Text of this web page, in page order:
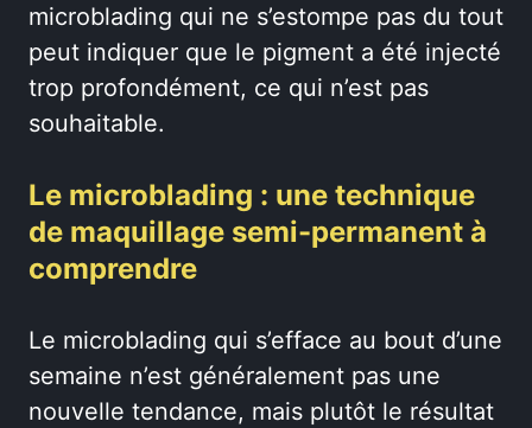
microblading qui ne s’estompe pas du tout
peut indiquer que le pigment a été injecté
trop profondément, ce qui n’est pas
souhaitable.
Le microblading : une technique
de maquillage semi-permanent à
comprendre
Le microblading qui s’efface au bout d’une
semaine n’est généralement pas une
nouvelle tendance, mais plutôt le résultat